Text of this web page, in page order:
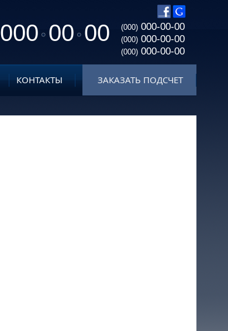
000 00 00 (000) 000-00-00
(000) 000-00-00
(000) 000-00-00
КОНТАКТЫ ЗАКАЗАТЬ ПОДСЧЕТ